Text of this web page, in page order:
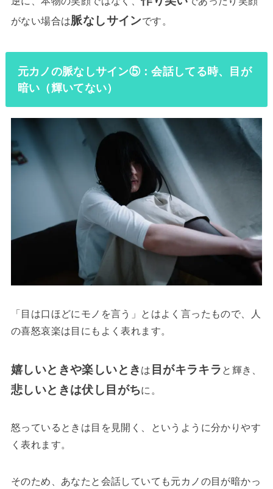
がない場合は脈なしサインです。
元カノの脈なしサイン⑤：会話してる時、目が
暗い（輝いてない）
「目は口ほどにモノを言う」とはよく言ったもので、人
の喜怒哀楽は目にもよく表れます。
嬉しいときや楽しいときは目がキラキラと輝き、
悲しいときは伏し目がちに。
怒っているときは目を見開く、というように分かりやす
く表れます。
そのため、あなたと会話していても元カノの目が暗かっ